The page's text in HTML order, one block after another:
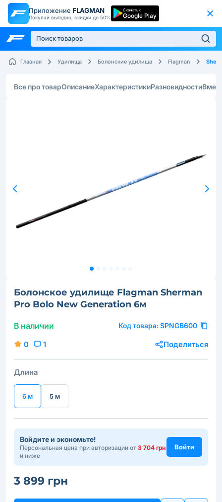
Приложение FLAGMAN
Покупай выгодно, скидки до 50%
Скачать с
Google Play
Главная Удилища Болонские удилища Flagman
Все про товарОписаниеХарактеристикиРазновидности
Болонское удилище Flagman Sherman
Pro Bolo New Generation 6м
В наличии Код товара: SPNGB600
0 1 Поделиться
Длина
6 м 5 м
Войдите и экономьте!
Персональная цена при авторизации от 3 704 грн
и ниже
Войти
3 899 грн